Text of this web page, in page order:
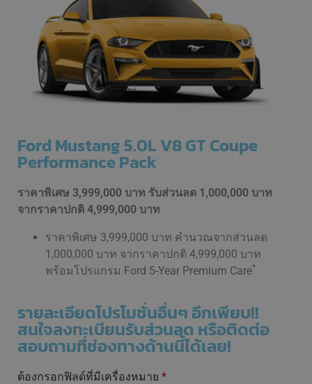
Ford Mustang 5.0L V8 GT Coupe
Performance Pack
ราคาพิเศษ 3,999,000 บาท รับส่วนลด 1,000,000 บาท
จากราคาปกติ 4,999,000 บาท
ราคาพิเศษ 3,999,000 บาท คำนวณจากส่วนลด
1,000,000 บาท จากราคาปกติ 4,999,000 บาท
พร้อมโปรแกรม Ford 5-Year Premium Care*
รายละเอียดโปรโมชั่นอื่นๆ อีกเพียบ!!
สนใจลงทะเบียนรับส่วนลด หรือติดต่อ
สอบถามที่ช่องทางด้านนี้ได้เลย!
ต้องกรอกฟิลด์ที่มีเครื่องหมาย *